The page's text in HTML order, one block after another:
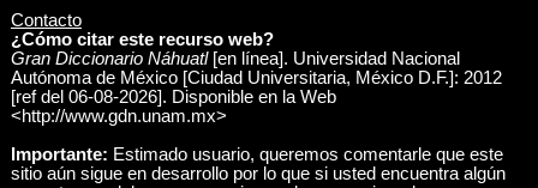
Contacto
¿Cómo citar este recurso web?
Gran Diccionario Náhuatl[en línea]. Universidad Nacional
Autónoma de México [Ciudad Universitaria, México D.F.]: 2012
[ref del 06-08-2026]. Disponible en la Web
<http://www.gdn.unam.mx>
Importante: Estimado usuario, queremos comentarle que este
sitio aún sigue en desarrollo por lo que si usted encuentra algún